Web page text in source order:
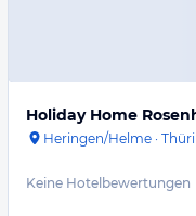
Holiday Home
Heringen/Helme ·
Keine Hotelbewertungen